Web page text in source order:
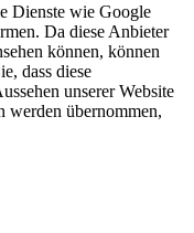
Dienste wie Google
Da diese Anbieter
können, können
dass diese
unserer Website
werden übernommen,